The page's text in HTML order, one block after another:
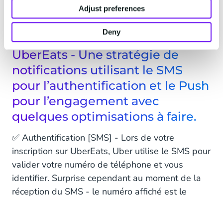
Adjust preferences
Deny
✅ Feedbacks [Push]
UberEats - Une stratégie de
notifications utilisant le SMS
pour l’authentification et le Push
pour l’engagement avec
quelques optimisations à faire.
✅ Authentification [SMS] - Lors de votre
inscription sur UberEats, Uber utilise le SMS pour
valider votre numéro de téléphone et vous
identifier. Surprise cependant au moment de la
réception du SMS - le numéro affiché est le